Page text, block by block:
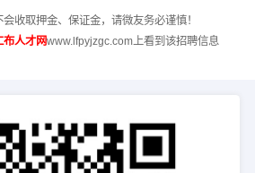
收取押金、保证金，请微友务必谨慎！
布人才网www.lfpyjzgc.com上看到该招聘信息